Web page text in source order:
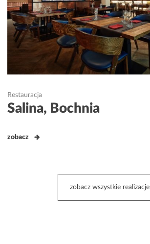
Restauracja
Salina, Bochnia
zobacz
zobacz wszystkie realizacje